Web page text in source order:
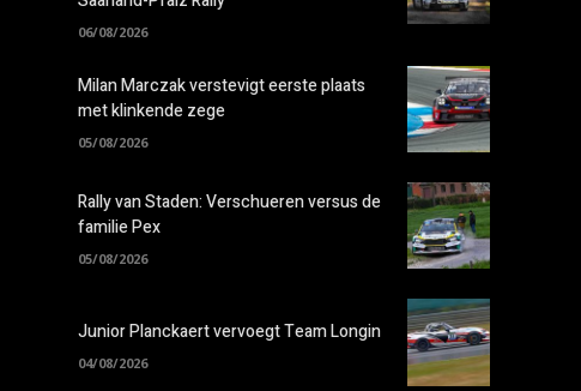
06/08/2026
Milan Marczak verstevigt eerste plaats
met klinkende zege
05/08/2026
Rally van Staden: Verschueren versus de
familie Pex
05/08/2026
Junior Planckaert vervoegt Team Longin
04/08/2026